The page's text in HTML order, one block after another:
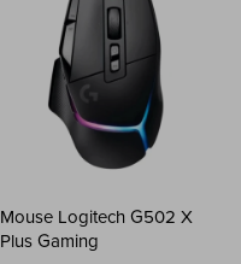
Mouse Logitech G502 X
Plus Gaming